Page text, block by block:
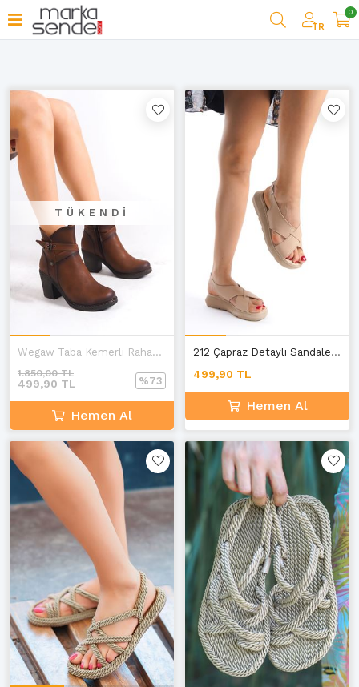
TR
0
Filtrele
TÜKENDI
Wegaw Taba Kemerli Rahat Yüksek Topuk Kadın Bot
499,90 TL
1.850,00 TL
%73
Hemen Al
212 Çapraz Detaylı Sandalet Nude
499,90 TL
Hemen Al